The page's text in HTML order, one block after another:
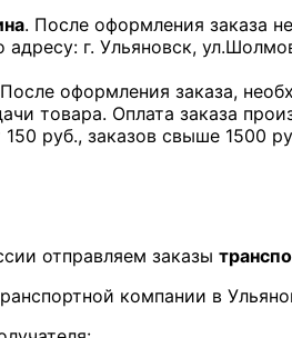
. После оформления заказа
адресу: г. Ульяновск,
оформления заказа,
товара. Оплата заказа
руб., заказов свыше 1500
отправляем заказы
компании в